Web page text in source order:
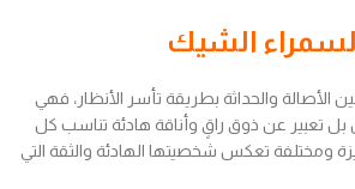
السمراء الشيك
الأصالة والحداثة بطريقة تأسر الأنظار، فهي
تعبير عن ذوق راقٍ وأناقة هادئة تناسب كل
ومختلفة تعكس شخصيتها الهادئة والثقة التي